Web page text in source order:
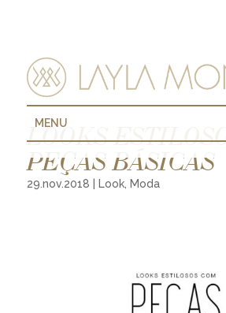
MENU
LOOKS
PEÇAS BÁSICAS
29.nov.2018 Look, Moda